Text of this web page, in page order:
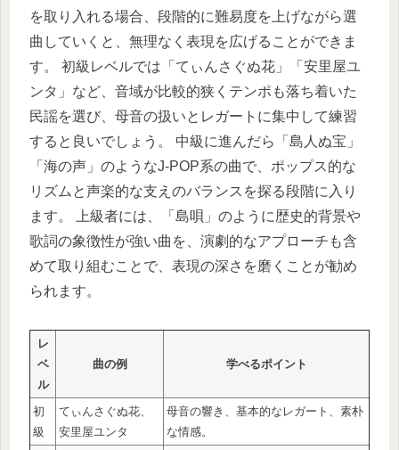
を取り入れる場合、段階的に難易度を上げながら選
曲していくと、無理なく表現を広げることができま
す。 初級レベルでは「てぃんさぐぬ花」「安里屋ユ
ンタ」など、音域が比較的狭くテンポも落ち着いた
民謡を選び、母音の扱いとレガートに集中して練習
すると良いでしょう。 中級に進んだら「島人ぬ宝」
「海の声」のようなJ-POP系の曲で、ポップス的な
リズムと声楽的な支えのバランスを探る段階に入り
ます。 上級者には、「島唄」のように歴史的背景や
歌詞の象徴性が強い曲を、演劇的なアプローチも含
めて取り組むことで、表現の深さを磨くことが勧め
られます。
レ
ベ
ル
曲の例 学べるポイント
初
級
てぃんさぐぬ花、
安里屋ユンタ
母音の響き、基本的なレガート、素朴
な情感。